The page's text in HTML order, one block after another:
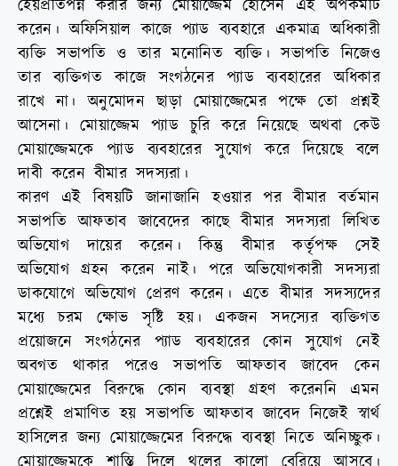
হেয়প্রতিপন্ন করার জন্য মোয়াজ্জেম হোসেন এই অপকর্মটি
করেন। অফিসিয়াল কাজে প্যাড ব্যবহারে একমাত্র অধিকারী
ব্যক্তি সভাপতি ও তার মনোনিত ব্যক্তি। সভাপতি নিজেও
তার ব্যক্তিগত কাজে সংগঠনের প্যাড ব্যবহারের অধিকার
রাখে না। অনুমোদন ছাড়া মোয়াজ্জেমের পক্ষে তো প্রশ্নই
আসেনা। মোয়াজ্জেম প্যাড চুরি করে নিয়েছে অথবা কেউ
মোয়াজ্জেমকে প্যাড ব্যবহারের সুযোগ করে দিয়েছে বলে
দাবী করেন বীমার সদস্যরা।
কারণ এই বিষয়টি জানাজানি হওয়ার পর বীমার বর্তমান
সভাপতি আফতাব জাবেদের কাছে বীমার সদস্যরা লিখিত
অভিযোগ দায়ের করেন। কিন্তু বীমার কর্তৃপক্ষ সেই
অভিযোগ গ্রহন করেন নাই। পরে অভিযোগকারী সদস্যরা
ডাকযোগে অভিযোগ প্রেরণ করেন। এতে বীমার সদস্যদের
মধ্যে চরম ক্ষোভ সৃষ্টি হয়। একজন সদস্যের ব্যক্তিগত
প্রয়োজনে সংগঠনের প্যাড ব্যবহারের কোন সুযোগ নেই
অবগত থাকার পরেও সভাপতি আফতাব জাবেদ কেন
মোয়াজ্জেমের বিরুদ্ধে কোন ব্যবস্থা গ্রহণ করেননি এমন
প্রশ্নেই প্রমাণিত হয় সভাপতি আফতাব জাবেদ নিজেই স্বার্থ
হাসিলের জন্য মোয়াজ্জেমের বিরুদ্ধে ব্যবস্থা নিতে অনিচ্ছুক।